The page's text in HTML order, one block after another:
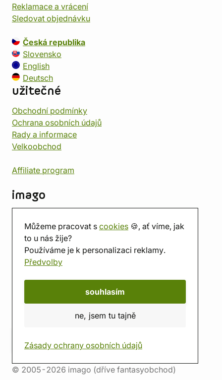
Můžeme pracovat s cookies 🍪, ať víme, jak
to u nás žije?
Používáme je k personalizaci reklamy.
Předvolby
souhlasím
ne, jsem tu tajně
Zásady ochrany osobních údajů
Reklamace a vrácení
Sledovat objednávku
Česká republika
Slovensko
English
Deutsch
užitečné
Obchodní podmínky
Ochrana osobních údajů
Rady a informace
Velkoobchod
Affiliate program
imago
Prodejna
Herna
O nás
Hodnocení obchodu
© 2005-2026 imago (dříve fantasyobchod)